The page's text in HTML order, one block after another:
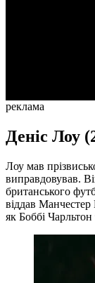
реклама
Деніс Лоу
Лоу мав
виправдовував.
британського
віддав
як Боббі